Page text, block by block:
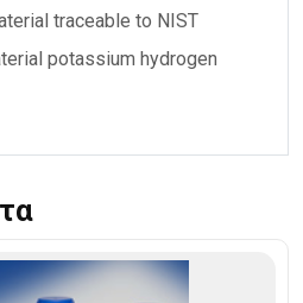
traceable to NIST
potassium hydrogen